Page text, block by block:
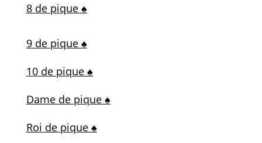
8 de pique ♠
9 de pique ♠
10 de pique ♠
Dame de pique ♠
Roi de pique ♠